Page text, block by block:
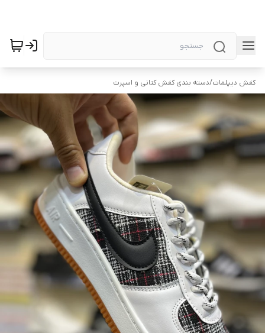
کفش دیپلمات/دسته بندی کفش کتانی و اسپرت